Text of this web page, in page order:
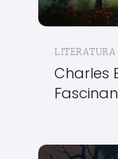
LITERATURA
Charles